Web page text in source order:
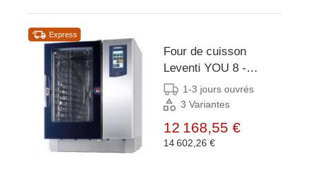
Express
Four de cuisson
Leventi YOU 8 -
18kW/400V -
8x/10x/11x EN 60x40,
899x831x1087(h)mm
1-3 jours ouvrés
3 Variantes
12 168,55 €
14 602,26 €